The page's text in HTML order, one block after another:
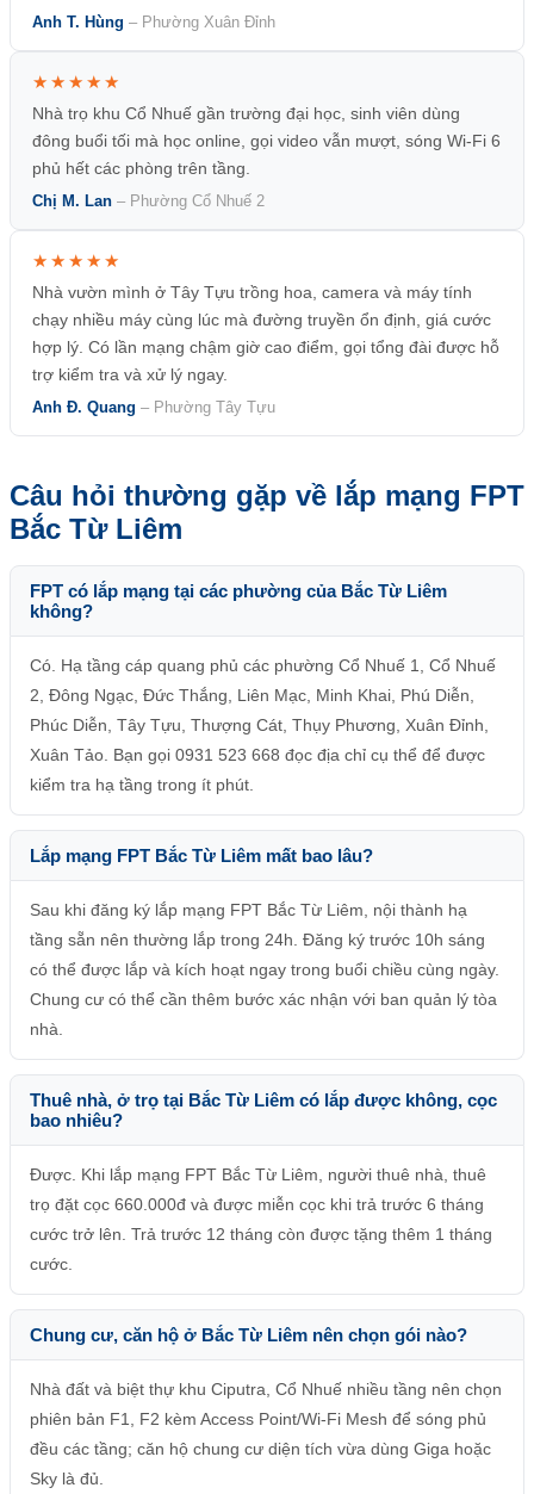
Anh T. Hùng – Phường Xuân Đỉnh
★★★★★
Nhà trọ khu Cổ Nhuế gần trường đại học, sinh viên dùng
đông buổi tối mà học online, gọi video vẫn mượt, sóng Wi-Fi 6
phủ hết các phòng trên tầng.
Chị M. Lan – Phường Cổ Nhuế 2
★★★★★
Nhà vườn mình ở Tây Tựu trồng hoa, camera và máy tính
chạy nhiều máy cùng lúc mà đường truyền ổn định, giá cước
hợp lý. Có lần mạng chậm giờ cao điểm, gọi tổng đài được hỗ
trợ kiểm tra và xử lý ngay.
Anh Đ. Quang – Phường Tây Tựu
Câu hỏi thường gặp về lắp mạng FPT
Bắc Từ Liêm
FPT có lắp mạng tại các phường của Bắc Từ Liêm
không?
Có. Hạ tầng cáp quang phủ các phường Cổ Nhuế 1, Cổ Nhuế
2, Đông Ngạc, Đức Thắng, Liên Mạc, Minh Khai, Phú Diễn,
Phúc Diễn, Tây Tựu, Thượng Cát, Thụy Phương, Xuân Đỉnh,
Xuân Tảo. Bạn gọi 0931 523 668 đọc địa chỉ cụ thể để được
kiểm tra hạ tầng trong ít phút.
Lắp mạng FPT Bắc Từ Liêm mất bao lâu?
Sau khi đăng ký lắp mạng FPT Bắc Từ Liêm, nội thành hạ
tầng sẵn nên thường lắp trong 24h. Đăng ký trước 10h sáng
có thể được lắp và kích hoạt ngay trong buổi chiều cùng ngày.
Chung cư có thể cần thêm bước xác nhận với ban quản lý tòa
nhà.
Thuê nhà, ở trọ tại Bắc Từ Liêm có lắp được không, cọc
bao nhiêu?
Được. Khi lắp mạng FPT Bắc Từ Liêm, người thuê nhà, thuê
trọ đặt cọc 660.000đ và được miễn cọc khi trả trước 6 tháng
cước trở lên. Trả trước 12 tháng còn được tặng thêm 1 tháng
cước.
Chung cư, căn hộ ở Bắc Từ Liêm nên chọn gói nào?
Nhà đất và biệt thự khu Ciputra, Cổ Nhuế nhiều tầng nên chọn
phiên bản F1, F2 kèm Access Point/Wi-Fi Mesh để sóng phủ
đều các tầng; căn hộ chung cư diện tích vừa dùng Giga hoặc
Sky là đủ.